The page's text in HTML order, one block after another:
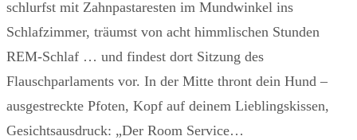
schlurfst mit Zahnpastaresten im Mundwinkel ins
Schlafzimmer, träumst von acht himmlischen Stunden
REM-Schlaf … und findest dort Sitzung des
Flauschparlaments vor. In der Mitte thront dein Hund –
ausgestreckte Pfoten, Kopf auf deinem Lieblingskissen,
Gesichtsausdruck: „Der Room Service…